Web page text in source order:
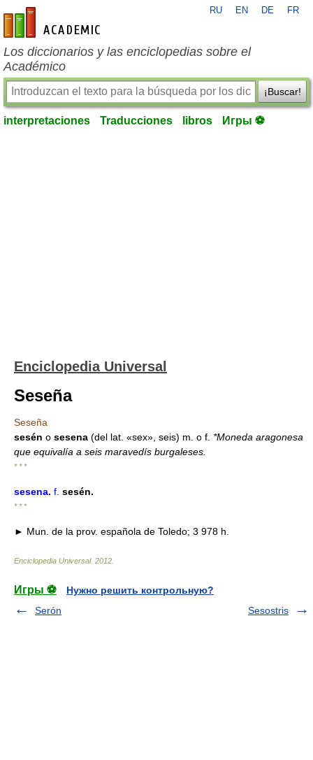
es-academic.com
RU EN DE FR
Los diccionarios y las enciclopedias sobre el
Académico
¡Buscar!
interpretaciones Traducciones libros Игры ⚽
Enciclopedia Universal
Seseña
Seseña
sesén o sesena (del lat. «sex», seis) m. o f. *Moneda aragonesa
que equivalía a seis maravedís burgaleses.
* * *
sesena. f. sesén.
* * *
► Mun. de la prov. española de Toledo; 3 978 h.
Enciclopedia Universal. 2012
Игры ⚽
Нужно решить контрольную?
Serón
Sesostris